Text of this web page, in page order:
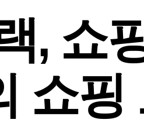
, 쇼
쇼핑